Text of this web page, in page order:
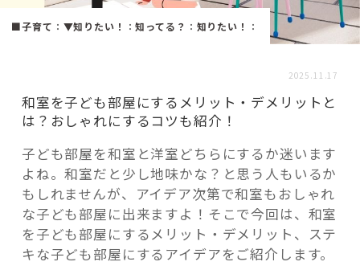
HAREL HAREL
活用事例
「モノ」
fleXe リノベ事例
「ひと」
協賛・協力店
■子育て ： ▼知りたい！ ：知ってる？ ： 知りたい！ ：
2025.11.17
和室を子ども部屋にするメリット・デメリットと
は？おしゃれにするコツも紹介！
子ども部屋を和室と洋室どちらにするか迷います
よね。和室だと少し地味かな？と思う人もいるか
もしれませんが、アイデア次第で和室もおしゃれ
な子ども部屋に出来ますよ！そこで今回は、和室
を子ども部屋にするメリット・デメリット、ステ
キな子ども部屋にするアイデアをご紹介します。